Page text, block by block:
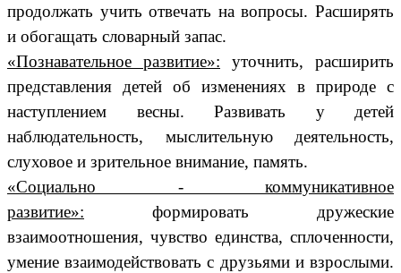
продолжать учить отвечать на вопросы. Расширять
и обогащать словарный запас.
«Познавательное развитие»: уточнить, расширить
представления детей об изменениях в природе с
наступлением весны. Развивать у детей
наблюдательность, мыслительную деятельность,
слуховое и зрительное внимание, память.
«Социально - коммуникативное
развитие»: формировать дружеские
взаимоотношения, чувство единства, сплоченности,
умение взаимодействовать с друзьями и взрослыми.